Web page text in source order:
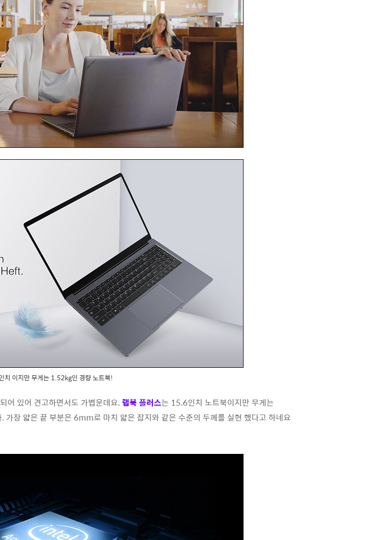
이지만 무게는 1.52kg인 경량 노트북!
어 있어 견고하면서도 가볍운데요. 랩북 플러스는 15.6인치 노트북이지만 무게는
장 얇은 끝 부분은 6mm로 마치 얇은 잡지와 같은 수준의 두께를 실현 했다고 하네요